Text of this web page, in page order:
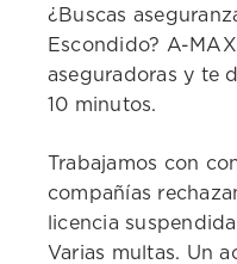
¿Buscas
Escondido? A-
aseguradoras y te
10 minutos.
Trabajamos con
compañías
licencia
Varias multas. Un